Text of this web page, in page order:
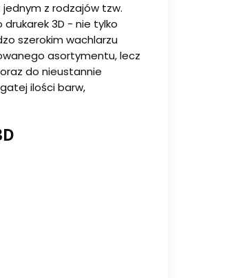
z rodzajów tzw.
3D - nie tylko
szerokim wachlarzu
asortymentu, lecz
do nieustannie
ilości barw,